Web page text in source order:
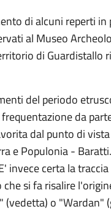
di alcuni reperti
al Museo
di Guardistallo
del periodo
da
dal punto di
e Populonia -
invece certa la
si fa risalire
(vedetta) o "Wardan"